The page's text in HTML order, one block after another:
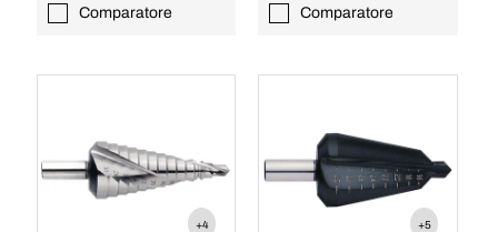
Comparatore Comparatore
+4 +5